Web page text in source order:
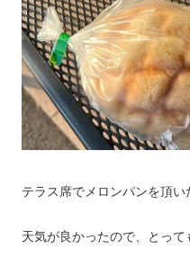
テラス席でメロンパンを頂い
天気が良かったので、とっ